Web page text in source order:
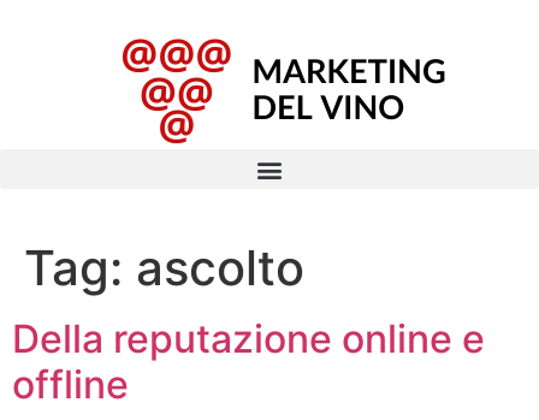
Tag: ascolto
Della reputazione online e
offline